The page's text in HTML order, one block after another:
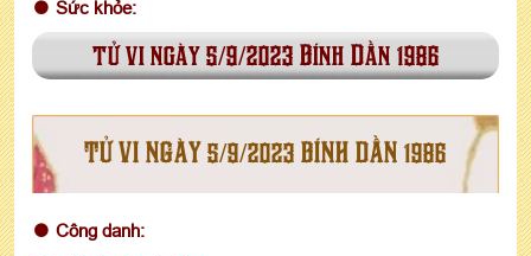
Sức khỏe:
tử vi ngày 5/9/2023 Bính Dần 1986
TỬ VI NGÀY 5/9/2023 BÍNH DẦN 1986
Công danh: